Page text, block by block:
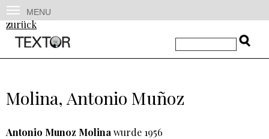
MENU
zurück
Molina, Antonio Muñoz
Antonio Munoz Molina wurde 1956